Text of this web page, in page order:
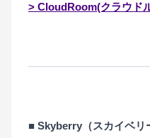
> CloudRoom(クラウド
■ Skyberry（スカイベリ